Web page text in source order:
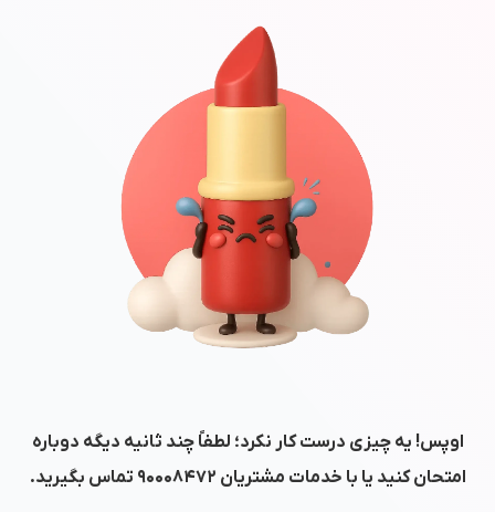
اوپس! یه چیزی درست کار نکرد؛ لطفاً چند ثانیه دیگه دوباره
امتحان کنید یا با خدمات مشتریان ۹۰۰۰۸۴۷۲ تماس بگیرید.